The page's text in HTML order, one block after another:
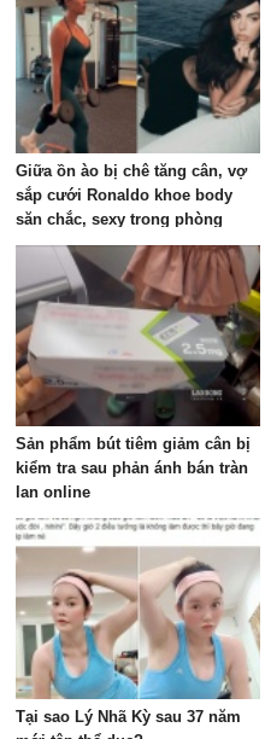
Giữa ồn ào bị chê tăng cân, vợ
sắp cưới Ronaldo khoe body
săn chắc, sexy trong phòng
gym, visual đủ sức dập tắt mọi
lời chê bai
Sản phẩm bút tiêm giảm cân bị
kiểm tra sau phản ánh bán tràn
lan online
Tại sao Lý Nhã Kỳ sau 37 năm